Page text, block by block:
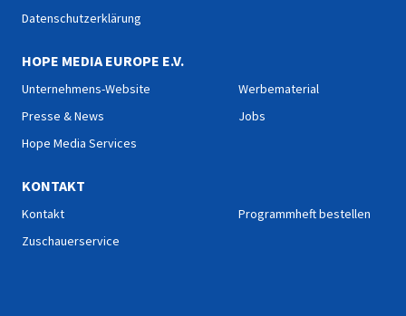
Datenschutzerklärung
HOPE MEDIA EUROPE E.V.
Unternehmens-Website
Presse & News
Hope Media Services
Werbematerial
Jobs
KONTAKT
Kontakt
Zuschauerservice
Programmheft bestellen